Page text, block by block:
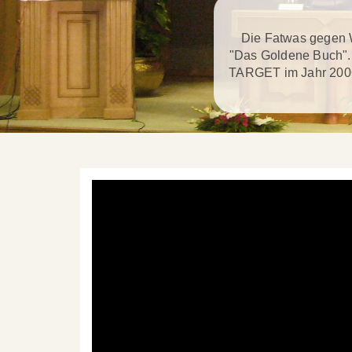
Die Fatwas gegen
"Das Goldene
TARGET im Jahr